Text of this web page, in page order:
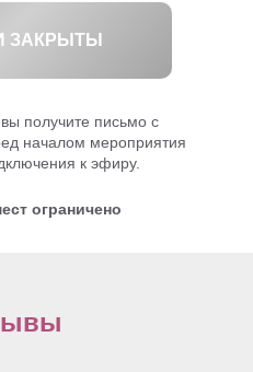
ЗАКРЫТЫ
получите письмо с
началом мероприятия
к эфиру.
ограничено